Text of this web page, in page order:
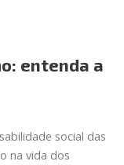
entenda a
social das
na vida dos